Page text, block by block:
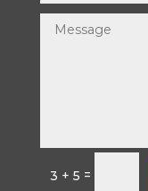
3 + 5 =